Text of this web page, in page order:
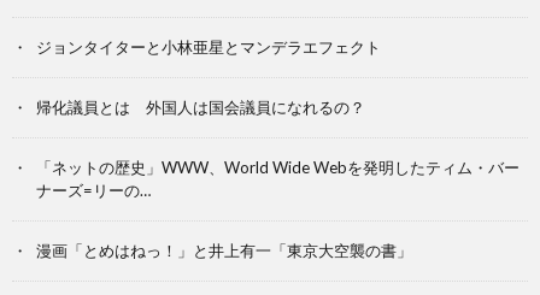
ジョンタイターと小林亜星とマンデラエフェクト
帰化議員とは 外国人は国会議員になれるの？
「ネットの歴史」WWW、World Wide Webを発明したティム・バー
ナーズ=リーの…
漫画「とめはねっ！」と井上有一「東京大空襲の書」